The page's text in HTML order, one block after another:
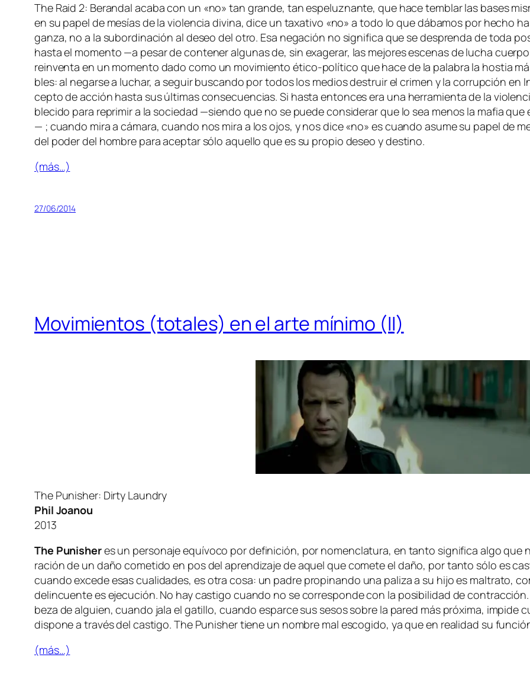
The Raid 2: Berandal aca­ba con un «no» tan gran­de, tan es­pe­luz­nan­te, que ha­ce tem­blar las ba­ses
en su pa­pel de me­sías de la vio­len­cia di­vi­na, di­ce un ta­xa­ti­vo «no» a to­do lo que dá­ba­mos por he­cho
gan­za, no a la su­bor­di­na­ción al de­seo del otro. Esa ne­ga­ción no sig­ni­fi­ca que se des­pren­da de to­da
has­ta el mo­men­to —a pe­sar de con­te­ner al­gu­nas de, sin exa­ge­rar, las me­jo­res es­ce­nas de lu­cha
re­in­ven­ta en un mo­men­to da­do co­mo un mo­vi­mien­to ético-político que ha­ce de la pa­la­bra la hos­tia
bles: al ne­gar­se a lu­char, a se­guir bus­can­do por to­dos los me­dios des­truir el cri­men y la co­rrup­ción
cep­to de ac­ción has­ta sus úl­ti­mas con­se­cuen­cias. Si has­ta en­ton­ces era una he­rra­mien­ta de la
ble­ci­do pa­ra re­pri­mir a la so­cie­dad —sien­do que no se pue­de con­si­de­rar que lo sea me­nos la ma­fia
— ; cuan­do mi­ra a cá­ma­ra, cuan­do nos mi­ra a los ojos, y nos di­ce «no» es cuan­do asu­me su pa­pel de
del po­der del hom­bre pa­ra acep­tar só­lo aque­llo que es su pro­pio de­seo y destino.
(más…)
27/06/2014
Movimientos (totales) en el arte mínimo (II)
The Punisher: Dirty Laundry
Phil Joanou
2013
The Punisheres un per­so­na­je equí­vo­co por de­fi­ni­ción, por no­men­cla­tu­ra, en tan­to sig­ni­fi­ca al­go
ra­ción de un da­ño co­me­ti­do en pos del apren­di­za­je de aquel que co­me­te el da­ño, por tan­to só­lo es
cuan­do ex­ce­de esas cua­li­da­des, esotra co­sa: un pa­dre pro­pi­nan­do una pa­li­za a su hi­jo es mal­tra­to,
de­lin­cuen­te es eje­cu­ción. No hay cas­ti­go cuan­do no se co­rres­pon­de con la po­si­bi­li­dad de
be­za de al­guien, cuan­do ja­la el ga­ti­llo, cuan­do es­par­ce sus se­sos so­bre la pa­red más pró­xi­ma, im­pi­de
dis­po­ne a tra­vés del cas­ti­go. The Punisher tie­ne un nom­bre mal es­co­gi­do, ya que en reali­dad su
(más…)